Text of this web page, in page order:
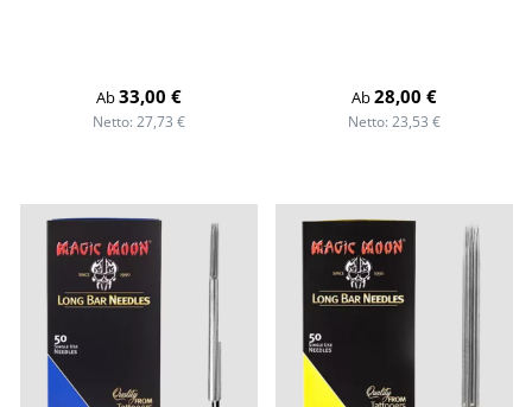
Regulärer Preis:
Ab33,00 €
Netto: 27,73 €
Regulärer Preis:
Ab28,00 €
Netto: 23,53 €